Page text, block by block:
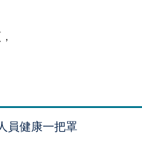
員健康一把罩